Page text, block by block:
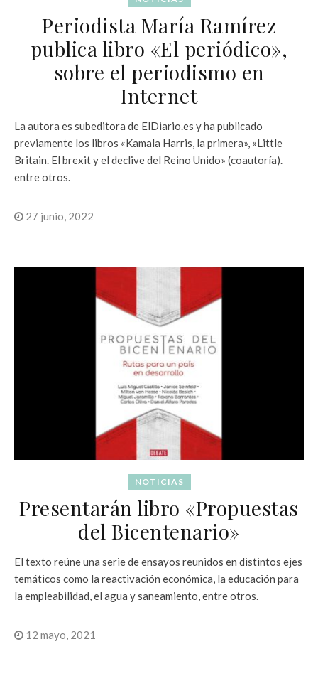
Periodista María Ramírez
publica libro «El periódico»,
sobre el periodismo en
Internet
La autora es subeditora de ElDiario.es y ha publicado
previamente los libros «Kamala Harris, la primera», «Little
Britain. El brexit y el declive del Reino Unido» (coautoría).
entre otros.
27 junio, 2022
NOTICIAS
Presentarán libro «Propuestas
del Bicentenario»
El texto reúne una serie de ensayos reunidos en distintos ejes
temáticos como la reactivación económica, la educación para
la empleabilidad, el agua y saneamiento, entre otros.
12 mayo, 2021